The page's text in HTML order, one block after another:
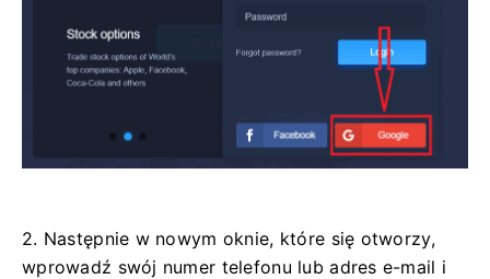
2. Następnie w nowym oknie, które się otworzy,
wprowadź swój numer telefonu lub adres e-mail i